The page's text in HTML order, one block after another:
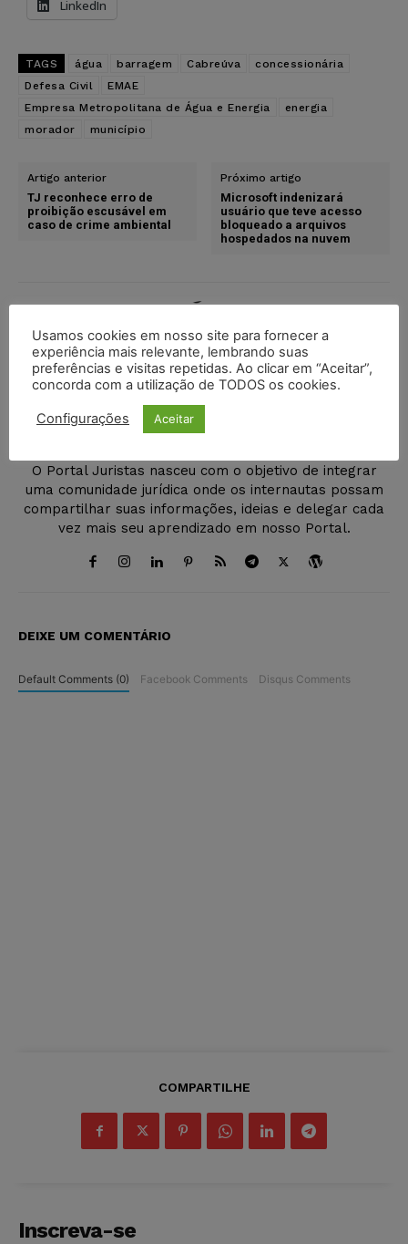
LinkedIn
TAGS água barragem Cabreúva
concessionária
Defesa Civil
EMAE
Empresa Metropolitana de Água e Energia
energia
morador
município
Artigo anterior
TJ reconhece erro de
proibição escusável em
caso de crime ambiental
Próximo artigo
Microsoft indenizará
usuário que teve acesso
bloqueado a arquivos
hospedados na nuvem
Juristas
O Portal Juristas nasceu com o objetivo de integrar
uma comunidade jurídica onde os internautas possam
compartilhar suas informações, ideias e delegar cada
vez mais seu aprendizado em nosso Portal.
DEIXE UM COMENTÁRIO
Default Comments (0) Facebook Comments Disqus Comments
COMPARTILHE
Inscreva-se
Usamos cookies em nosso site para fornecer a
experiência mais relevante, lembrando suas
preferências e visitas repetidas. Ao clicar em “Aceitar”,
concorda com a utilização de TODOS os cookies.
Configurações Aceitar